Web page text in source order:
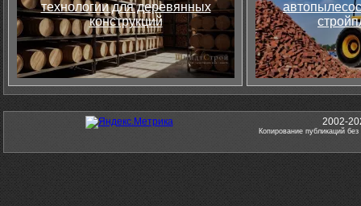
технологии для деревянных
конструкций
2002-
Копирование публикаций